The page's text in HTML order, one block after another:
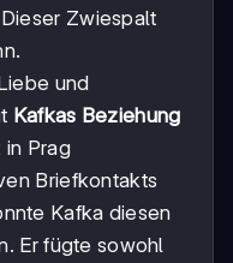
Zwiespalt
und
Kafkas Beziehung
in Prag
Briefkontakts
Kafka diesen
Er fügte sowohl